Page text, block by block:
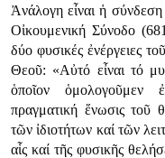
Ἀνάλογη εἶναι ἡ
Οἰκουμενική Σύνοδο
δύο φυσικές ἐνέργειες
Θεοῦ: «Αὐτό εἶναι τό
ὁποῖον ὁμολογοῦμεν
πραγματική ἕνωσις τοῦ
τῶν ἰδιοτήτων καί τῶν
αἷς καί τῆς φυσικῆς